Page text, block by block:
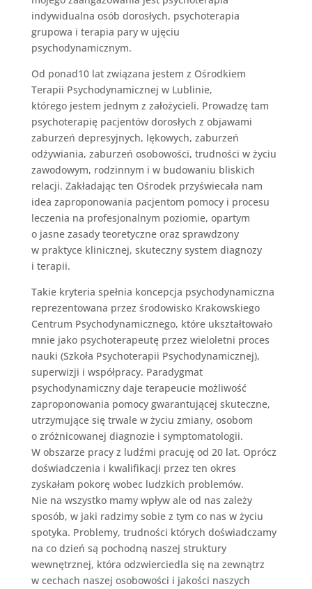
indywidualna osób dorosłych, psychoterapia
grupowa i terapia pary w ujęciu
psychodynamicznym.
Od ponad10 lat związana jestem z Ośrodkiem
Terapii Psychodynamicznej w Lublinie,
którego jestem jednym z założycieli. Prowadzę tam
psychoterapię pacjentów dorosłych z objawami
zaburzeń depresyjnych, lękowych, zaburzeń
odżywiania, zaburzeń osobowości, trudności w życiu
zawodowym, rodzinnym i w budowaniu bliskich
relacji. Zakładając ten Ośrodek przyświecała nam
idea zaproponowania pacjentom pomocy i procesu
leczenia na profesjonalnym poziomie, opartym
o jasne zasady teoretyczne oraz sprawdzony
w praktyce klinicznej, skuteczny system diagnozy
i terapii.
Takie kryteria spełnia koncepcja psychodynamiczna
reprezentowana przez środowisko Krakowskiego
Centrum Psychodynamicznego, które ukształtowało
mnie jako psychoterapeutę przez wieloletni proces
nauki (Szkoła Psychoterapii Psychodynamicznej),
superwizji i współpracy. Paradygmat
psychodynamiczny daje terapeucie możliwość
zaproponowania pomocy gwarantującej skuteczne,
utrzymujące się trwale w życiu zmiany, osobom
o zróżnicowanej diagnozie i symptomatologii.
W obszarze pracy z ludźmi pracuję od 20 lat. Oprócz
doświadczenia i kwalifikacji przez ten okres
zyskałam pokorę wobec ludzkich problemów.
Nie na wszystko mamy wpływ ale od nas zależy
sposób, w jaki radzimy sobie z tym co nas w życiu
spotyka. Problemy, trudności których doświadczamy
na co dzień są pochodną naszej struktury
wewnętrznej, która odzwierciedla się na zewnątrz
w cechach naszej osobowości i jakości naszych